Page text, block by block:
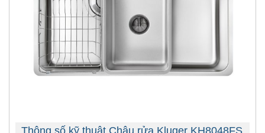
Thông số kỹ thuật Chậu rửa Kluger KH8048FS